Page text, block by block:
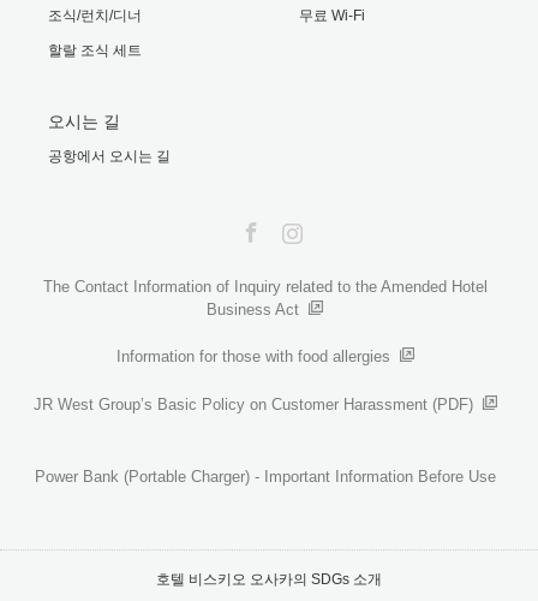
조식/런치/디너
할랄 조식 세트
무료 Wi-Fi
오시는 길
공항에서 오시는 길
호텔 비스키오 오사카의 SDGs 소개
The Contact Information of Inquiry related to the Amended Hotel
Business Act
Information for those with food allergies
JR West Group’s Basic Policy on Customer Harassment (PDF)
Power Bank (Portable Charger) - Important Information Before Use